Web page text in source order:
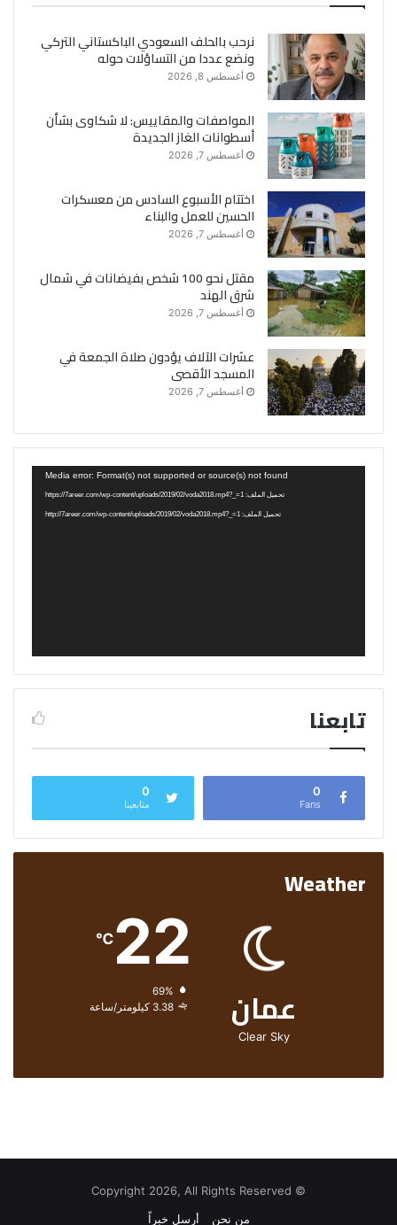
نرحب بالحلف السعودي الباكستاني التركي
ونضع عددا من التساؤلات حوله
أغسطس 8, 2026
المواصفات والمقاييس: لا شكاوى بشأن
أسطوانات الغاز الجديدة
أغسطس 7, 2026
اختتام الأسبوع السادس من معسكرات
الحسين للعمل والبناء
أغسطس 7, 2026
مقتل نحو 100 شخص بفيضانات في شمال
شرق الهند
أغسطس 7, 2026
عشرات الآلاف يؤدون صلاة الجمعة في
المسجد الأقصى
أغسطس 7, 2026
Media error: Format(s) not supported or source(s) not found
تحميل الملف: https://7areer.com/wp-content/uploads/2019/02/voda2018.mp4?_=1
تحميل الملف: http://7areer.com/wp-content/uploads/2019/02/voda2018.mp4?_=1
تابعنا
0
Fans
0
متابعينا
Weather
عمان
Clear Sky
22
℃
الرطوبة:
الرياح:3.38 كيلومتر/ساعة
© Copyright 2026, All Rights Reserved
من نحن
أرسل خبراً